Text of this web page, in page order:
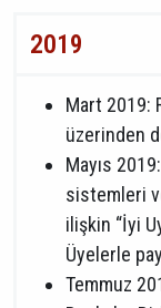
2019
Mart 2019:
üzerinden
Mayıs
sistemleri
ilişkin “İyi
Üyelerle
Temmuz